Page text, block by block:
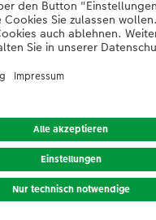
Sa.: 8:00 – 20:00 Uhr und So.:
zzgl. Versandkosten (ggf.
abgebildete Produkt hat ggfs. einen